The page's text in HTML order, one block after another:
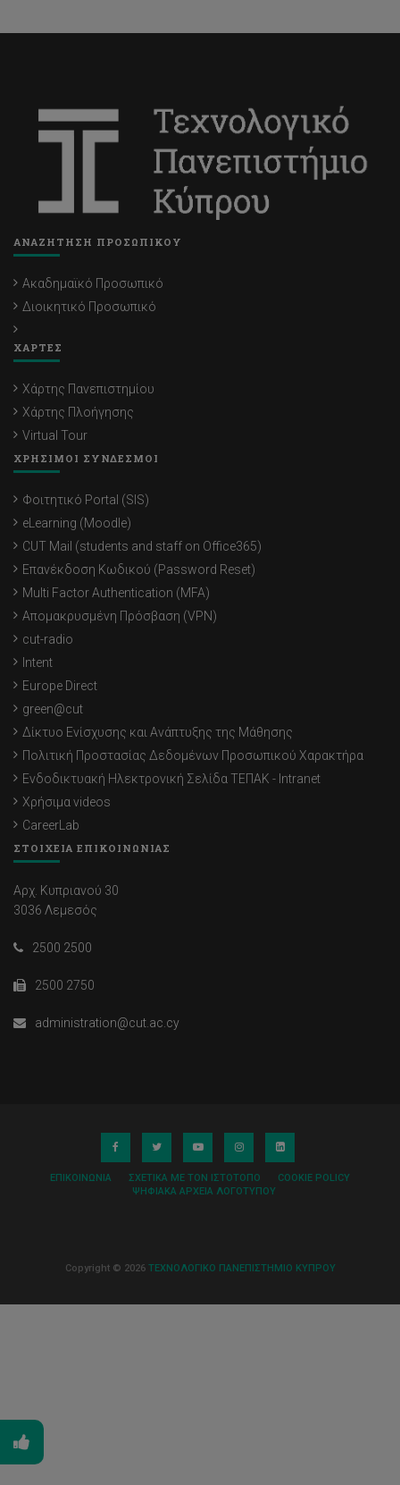
ΑΝΑΖΗΤΗΣΗ ΠΡΟΣΩΠΙΚΟΥ
Ακαδημαϊκό Προσωπικό
Διοικητικό Προσωπικό
ΧΑΡΤΕΣ
Χάρτης Πανεπιστημίου
Χάρτης Πλοήγησης
Virtual Tour
ΧΡΗΣΙΜΟΙ ΣΥΝΔΕΣΜΟΙ
Φοιτητικό Portal (SIS)
eLearning (Moodle)
CUT Mail (students and staff on Office365)
Επανέκδοση Κωδικού (Password Reset)
Multi Factor Authentication (MFA)
Απομακρυσμένη Πρόσβαση (VPN)
cut-radio
Intent
Europe Direct
green@cut
Δίκτυο Ενίσχυσης και Ανάπτυξης της Μάθησης
Πολιτική Προστασίας Δεδομένων Προσωπικού Χαρακτήρα
Ενδοδικτυακή Ηλεκτρονική Σελίδα ΤΕΠΑΚ - Intranet
Χρήσιμα videos
CareerLab
ΣΤΟΙΧΕΙΑ ΕΠΙΚΟΙΝΩΝΙΑΣ
Αρχ. Κυπριανού 30
3036 Λεμεσός
2500 2500
2500 2750
administration@cut.ac.cy
ΕΠΙΚΟΙΝΩΝΊΑ ΣΧΕΤΙΚΆ ΜΕ ΤΟΝ ΙΣΤΌΤΟΠΟ
COOKIE POLICY
ΨΗΦΙΑΚΆ ΑΡΧΕΊΑ ΛΟΓΌΤΥΠΟΥ
Copyright © 2026 ΤΕΧΝΟΛΟΓΙΚΟ ΠΑΝΕΠΙΣΤΗΜΙΟ ΚΥΠΡΟΥ